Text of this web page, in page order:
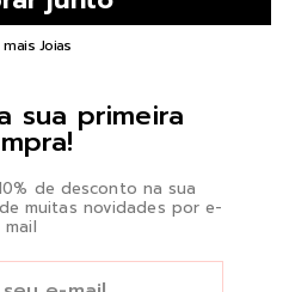
Joias
sua primeira
de desconto na sua
muitas novidades por e-
mail